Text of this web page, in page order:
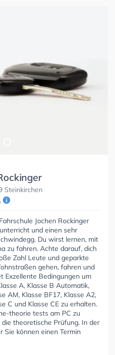
Steinkirchen
Jochen Rockinger
und einen sehr
Du wirst lernen, mit
zu fahren. Achte darauf, dich
Zahl Leute und geparkte
gehen, fahren und
Exzellente Bedingungen um
A, Klasse B Automatik,
AM, Klasse BF17, Klasse A2,
C und Klasse CE zu erhalten.
theorie tests am PC zu
theoretische Prüfung. In der
Sie können einen Termin